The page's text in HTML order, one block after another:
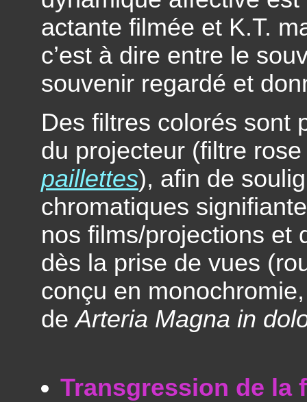
actante filmée et K.T.
c’est à dire entre le
souvenir regardé et
Des filtres colorés sont
du projecteur (filtre
paillettes), afin de
chromatiques
nos films/projections et
dès la prise de vues
conçu en
deArteria Magna in
Transgression de la